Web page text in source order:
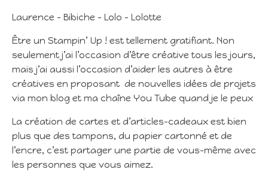
Laurence – Bibiche – Lolo – Lolotte
Être un Stampin’ Up ! est tellement gratifiant. Non
seulement j’ai l’occasion d’être créative tous les jours,
mais j’ai aussi l’occasion d’aider les autres à être
créatives en proposant de nouvelles idées de projets
via mon blog et ma chaîne You Tube quand je le peux
La création de cartes et d’articles-cadeaux est bien
plus que des tampons, du papier cartonné et de
l’encre, c’est partager une partie de vous-même avec
les personnes que vous aimez.